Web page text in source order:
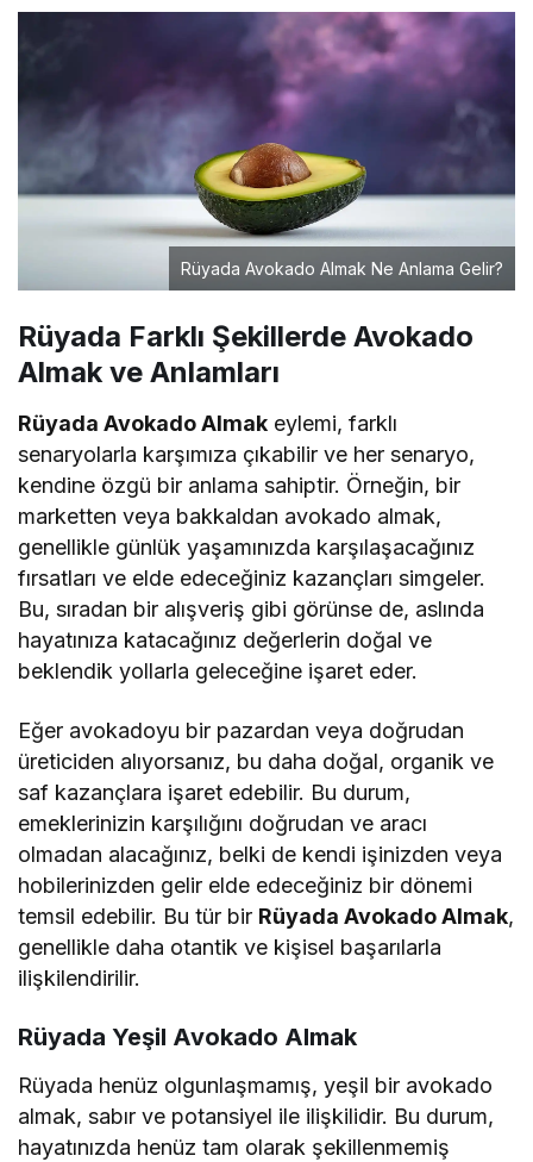
Rüyada Avokado Almak Ne Anlama Gelir?
Rüyada Farklı Şekillerde Avokado
Almak ve Anlamları
Rüyada Avokado Almak eylemi, farklı
senaryolarla karşımıza çıkabilir ve her senaryo,
kendine özgü bir anlama sahiptir. Örneğin, bir
marketten veya bakkaldan avokado almak,
genellikle günlük yaşamınızda karşılaşacağınız
fırsatları ve elde edeceğiniz kazançları simgeler.
Bu, sıradan bir alışveriş gibi görünse de, aslında
hayatınıza katacağınız değerlerin doğal ve
beklendik yollarla geleceğine işaret eder.
Eğer avokadoyu bir pazardan veya doğrudan
üreticiden alıyorsanız, bu daha doğal, organik ve
saf kazançlara işaret edebilir. Bu durum,
emeklerinizin karşılığını doğrudan ve aracı
olmadan alacağınız, belki de kendi işinizden veya
hobilerinizden gelir elde edeceğiniz bir dönemi
temsil edebilir. Bu tür bir Rüyada Avokado Almak,
genellikle daha otantik ve kişisel başarılarla
ilişkilendirilir.
Rüyada Yeşil Avokado Almak
Rüyada henüz olgunlaşmamış, yeşil bir avokado
almak, sabır ve potansiyel ile ilişkilidir. Bu durum,
hayatınızda henüz tam olarak şekillenmemiş